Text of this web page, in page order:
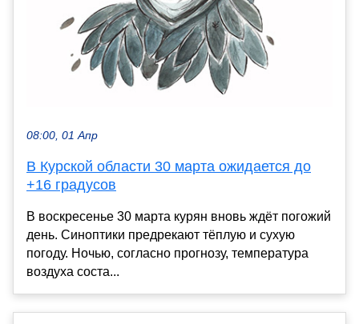
08:00, 01 Апр
В Курской области 30 марта ожидается до
+16 градусов
В воскресенье 30 марта курян вновь ждёт погожий
день. Синоптики предрекают тёплую и сухую
погоду. Ночью, согласно прогнозу, температура
воздуха соста...